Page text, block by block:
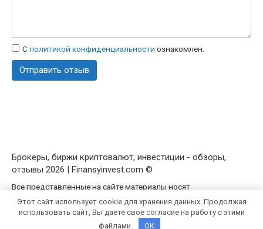
С политикой конфиденциальности ознакомлен.
Брокеры, биржи криптовалют, инвестиции - обзоры,
отзывы 2026 | Finansyinvest.com ©
Все представленные на сайте материалы носят
исключительно ознакомительный характер.
конфиденциальности/Пользовательское соглашение
Этот сайт использует cookie для хранения данных. Продолжая
использовать сайт, Вы даете свое согласие на работу с этими
файлами.
OK